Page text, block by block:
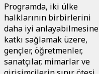
Programda, iki ülke
halklarının birbirlerini
daha iyi anlayabilmesine
katkı sağlamak üzere,
gençler, öğretmenler,
sanatçılar, mimarlar ve